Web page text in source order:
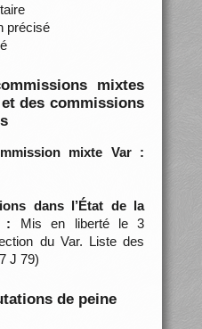
précisé
mixtes
des commissions
mixte Var :
dans l’État de la
: Mis en liberté le 3
du Var. Liste des
J 79)
de peine